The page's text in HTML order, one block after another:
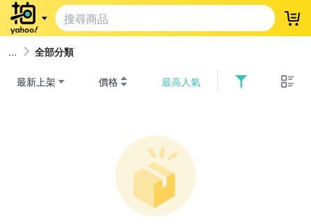
登
全部分類
最新上架 價格 最高人氣